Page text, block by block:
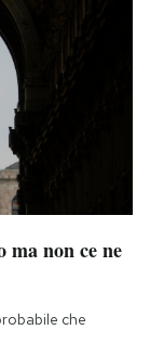
ma non ce ne
che